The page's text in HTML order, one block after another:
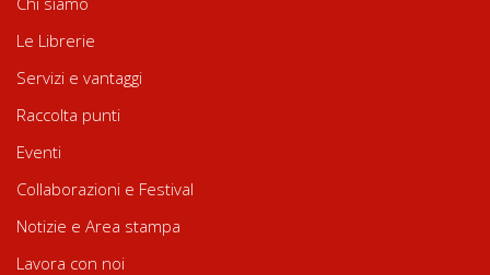
Le Librerie
Servizi e vantaggi
Raccolta punti
Eventi
Collaborazioni e Festival
Notizie e Area stampa
Lavora con noi